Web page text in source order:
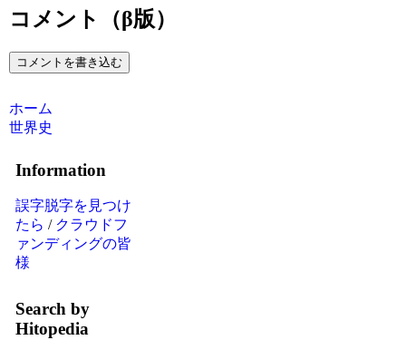
コメント（β版）
コメントを書き込む
ホーム
世界史
Information
誤字脱字を見つけ
たら / クラウドフ
ァンディングの皆
様
Search by
Hitopedia